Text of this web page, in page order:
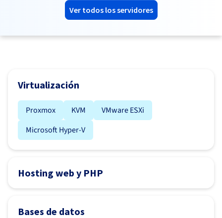
Ver todos los servidores
Virtualización
Proxmox KVM
VMware ESXi
Microsoft Hyper-V
Hosting web y PHP
Bases de datos